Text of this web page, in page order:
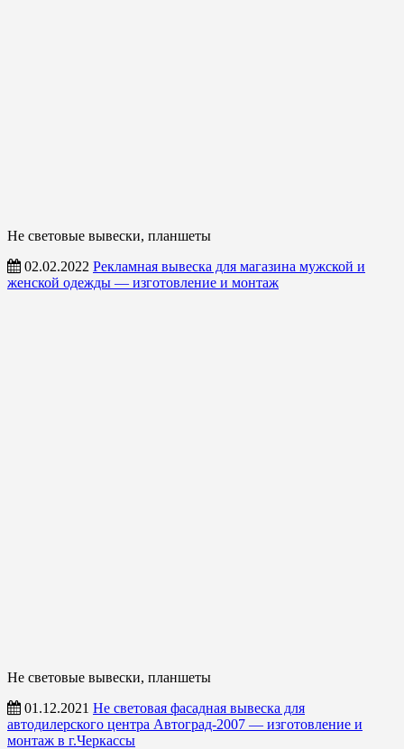
Не световые вывески, планшеты
02.02.2022 Рекламная вывеска для магазина мужской и
женской одежды — изготовление и монтаж
Не световые вывески, планшеты
01.12.2021 Не световая фасадная вывеска для
автодилерского центра Автоград-2007 — изготовление и
монтаж в г.Черкассы